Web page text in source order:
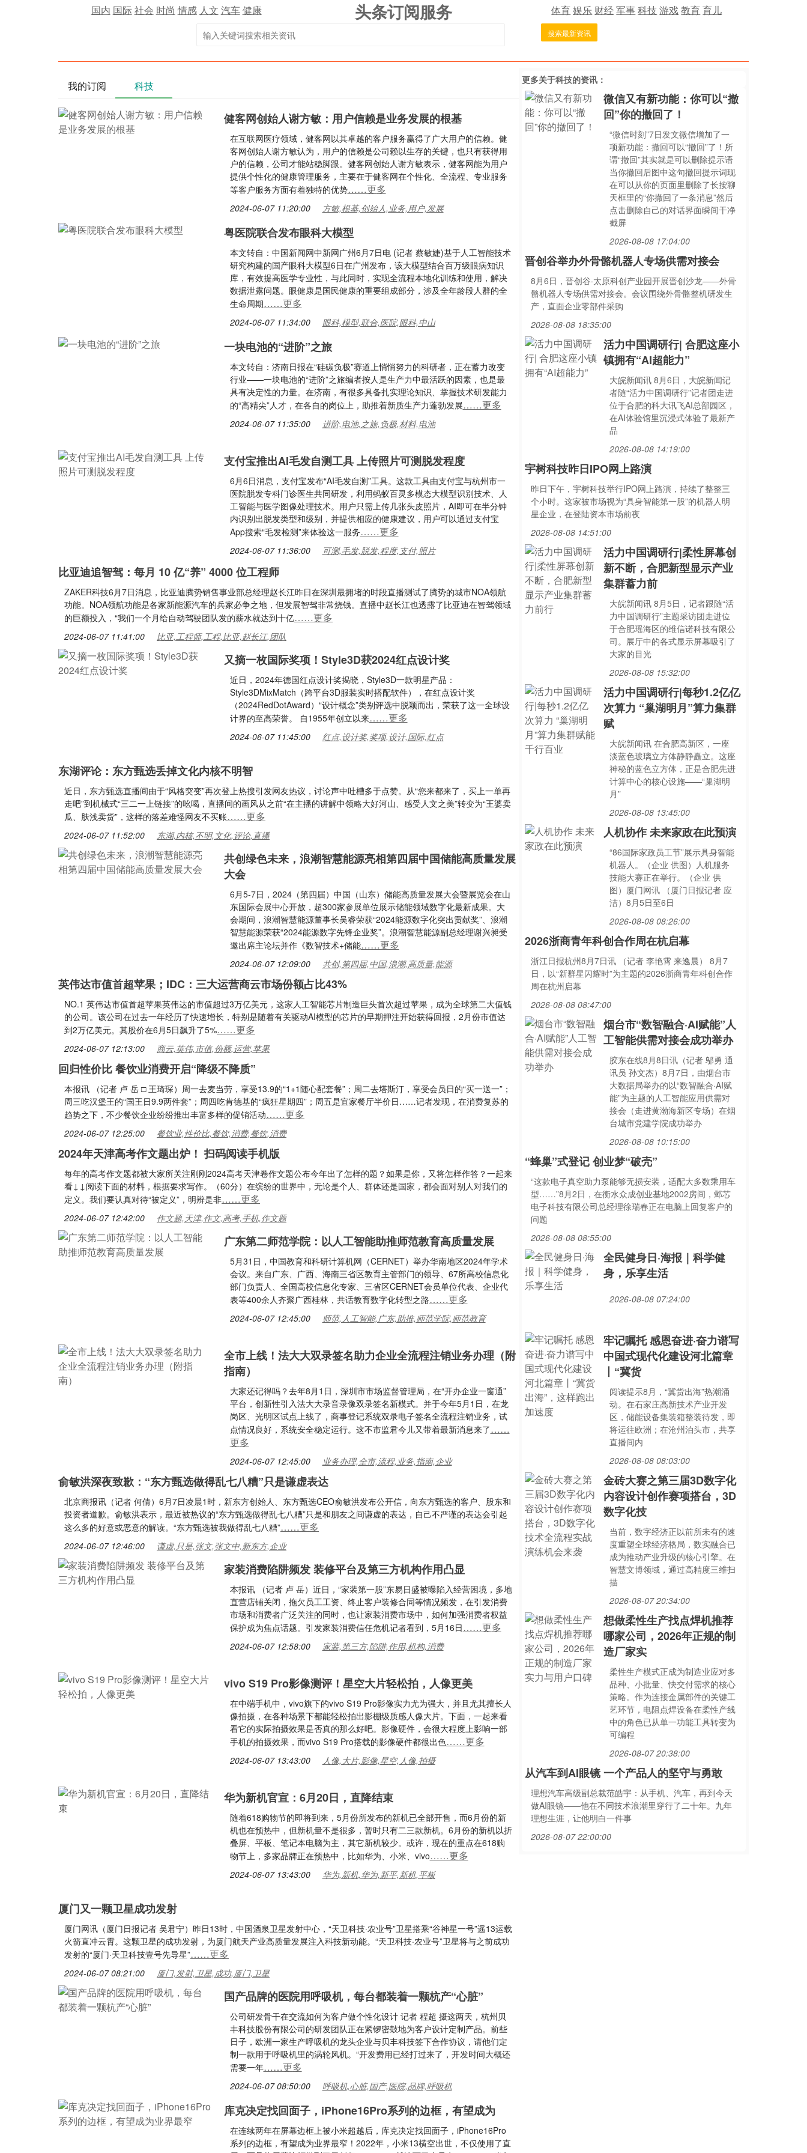
国内 国际社会 时尚 情感 人文 汽车健康 头条订阅服务 体育娱乐 财经军事科技游戏教育育儿
搜索最新资讯
我的订阅 科技
健客网创始人谢方敏：用户信赖是业务发展的根基
在互联网医疗领域，健客网以其卓越的客户服务赢得了广大用户的信赖。健
客网创始人谢方敏认为，用户的信赖是公司赖以生存的关键，也只有获得用
户的信赖，公司才能站稳脚跟。健客网创始人谢方敏表示，健客网能为用户
提供个性化的健康管理服务，主要在于健客网在个性化、全流程、专业服务
等客户服务方面有着独特的优势……更多
2024-06-07 11:20:00 方敏,根基,创始人,业务,用户,发展
粤医院联合发布眼科大模型
本文转自：中国新闻网中新网广州6月7日电 (记者 蔡敏婕)基于人工智能技术
研究构建的国产眼科大模型6日在广州发布，该大模型结合百万级眼病知识
库，有效提高医学专业性，与此同时，实现全流程本地化训练和使用，解决
数据泄露问题。眼健康是国民健康的重要组成部分，涉及全年龄段人群的全
生命周期……更多
2024-06-07 11:34:00 眼科,模型,联合,医院,眼科,中山
一块电池的“进阶”之旅
本文转自：济南日报在“硅碳负极”赛道上悄悄努力的科研者，正在蓄力改变
行业——一块电池的“进阶”之旅编者按人是生产力中最活跃的因素，也是最
具有决定性的力量。在济南，有很多具备扎实理论知识、掌握技术研发能力
的“高精尖”人才，在各自的岗位上，助推着新质生产力蓬勃发展……更多
2024-06-07 11:35:00 进阶,电池,之旅,负极,材料,电池
支付宝推出AI毛发自测工具 上传照片可测脱发程度
6月6日消息，支付宝发布“AI毛发自测”工具。这款工具由支付宝与杭州市一
医院脱发专科门诊医生共同研发，利用蚂蚁百灵多模态大模型识别技术、人
工智能与医学图像处理技术。用户只需上传几张头皮照片，AI即可在半分钟
内识别出脱发类型和级别，并提供相应的健康建议，用户可以通过支付宝
App搜索“毛发检测”来体验这一服务……更多
2024-06-07 11:36:00 可测,毛发,脱发,程度,支付,照片
比亚迪追智驾：每月 10 亿“养” 4000 位工程师
ZAKER科技6月7日消息，比亚迪腾势销售事业部总经理赵长江昨日在深圳最拥堵的时段直播测试了腾势的城市NOA领航
功能。NOA领航功能是各家新能源汽车的兵家必争之地，但发展智驾非常烧钱。直播中赵长江也透露了比亚迪在智驾领域
的巨额投入，“我们一个月给自动驾驶团队发的薪水就达到十亿……更多
2024-06-07 11:41:00 比亚,工程师,工程,比亚,赵长江,团队
又摘一枚国际奖项！Style3D获2024红点设计奖
近日，2024年德国红点设计奖揭晓，Style3D一款明星产品：
Style3DMixMatch（跨平台3D服装实时搭配软件），在红点设计奖
（2024RedDotAward）“设计概念”类别评选中脱颖而出，荣获了这一全球设
计界的至高荣誉。 自1955年创立以来……更多
2024-06-07 11:45:00 红点,设计奖,奖项,设计,国际,红点
东湖评论：东方甄选丢掉文化内核不明智
近日，东方甄选直播间由于“风格突变”再次登上热搜引发网友热议，讨论声中吐槽多于点赞。从“您来都来了，买上一单再
走吧”到机械式“三二一上链接”的吆喝，直播间的画风从之前“在主播的讲解中领略大好河山、感受人文之美”转变为“王婆卖
瓜、肤浅卖货”，这样的落差难怪网友不买账……更多
2024-06-07 11:52:00 东湖,内核,不明,文化,评论,直播
共创绿色未来，浪潮智慧能源亮相第四届中国储能高质量发展
大会
6月5-7日，2024（第四届）中国（山东）储能高质量发展大会暨展览会在山
东国际会展中心开放，超300家参展单位展示储能领域数字化最新成果。大
会期间，浪潮智慧能源董事长吴睿荣获“2024能源数字化突出贡献奖”、浪潮
智慧能源荣获“2024能源数字先锋企业奖”。浪潮智慧能源副总经理谢兴昶受
邀出席主论坛并作《数智技术+储能……更多
2024-06-07 12:09:00 共创,第四届,中国,浪潮,高质量,能源
英伟达市值首超苹果；IDC：三大运营商云市场份额占比43%
NO.1 英伟达市值首超苹果英伟达的市值超过3万亿美元，这家人工智能芯片制造巨头首次超过苹果，成为全球第二大值钱
的公司。该公司在过去一年经历了快速增长，特别是随着有关驱动AI模型的芯片的早期押注开始获得回报，2月份市值达
到2万亿美元。其股价在6月5日飙升了5%……更多
2024-06-07 12:13:00 商云,英伟,市值,份额,运营,苹果
回归性价比 餐饮业消费开启“降级不降质”
本报讯 （记者 卢 岳 □ 王琦琛）周一去麦当劳，享受13.9的“1+1随心配套餐”；周二去塔斯汀，享受会员日的“买一送一”；
周三吃汉堡王的“国王日9.9两件套”；周四吃肯德基的“疯狂星期四”；周五是宜家餐厅半价日……记者发现，在消费复苏的
趋势之下，不少餐饮企业纷纷推出丰富多样的促销活动……更多
2024-06-07 12:25:00 餐饮业,性价比,餐饮,消费,餐饮,消费
2024年天津高考作文题出炉！ 扫码阅读手机版
每年的高考作文题都被大家所关注刚刚2024高考天津卷作文题公布今年出了怎样的题？如果是你，又将怎样作答？一起来
看↓↓阅读下面的材料，根据要求写作。（60分）在缤纷的世界中，无论是个人、群体还是国家，都会面对别人对我们的
定义。我们要认真对待“被定义”，明辨是非……更多
2024-06-07 12:42:00 作文题,天津,作文,高考,手机,作文题
广东第二师范学院：以人工智能助推师范教育高质量发展
5月31日，中国教育和科研计算机网（CERNET）举办华南地区2024年学术
会议。来自广东、广西、海南三省区教育主管部门的领导、67所高校信息化
部门负责人、全国高校信息化专家、三省区CERNET会员单位代表、企业代
表等400余人齐聚广西桂林，共话教育数字化转型之路……更多
2024-06-07 12:45:00 师范,人工智能,广东,助推,师范学院,师范教育
全市上线！法大大双录签名助力企业全流程注销业务办理（附
指南）
大家还记得吗？去年8月1日，深圳市市场监督管理局，在“开办企业一窗通”
平台，创新性引入法大大录音录像双录签名新模式。并于今年5月1日，在龙
岗区、光明区试点上线了，商事登记系统双录电子签名全流程注销业务，试
点情况良好，系统安全稳定运行。这不市监君今儿又带着最新消息来了……
更多
2024-06-07 12:45:00 业务办理,全市,流程,业务,指南,企业
俞敏洪深夜致歉：“东方甄选做得乱七八糟”只是谦虚表达
北京商报讯（记者 何倩）6月7日凌晨1时，新东方创始人、东方甄选CEO俞敏洪发布公开信，向东方甄选的客户、股东和
投资者道歉。俞敏洪表示，最近被热议的“东方甄选做得乱七八糟”只是和朋友之间谦虚的表达，自己不严谨的表达会引起
这么多的好意或恶意的解读。“东方甄选被我做得乱七八糟”……更多
2024-06-07 12:46:00 谦虚,只是,张文,张文中,新东方,企业
家装消费陷阱频发 装修平台及第三方机构作用凸显
本报讯 （记者 卢 岳）近日，“家装第一股”东易日盛被曝陷入经营困境，多地
直营店铺关闭，拖欠员工工资、终止客户装修合同等情况频发，在引发消费
市场和消费者广泛关注的同时，也让家装消费市场中，如何加强消费者权益
保护成为焦点话题。引发家装消费信任危机记者看到，5月16日……更多
2024-06-07 12:58:00 家装,第三方,陷阱,作用,机构,消费
vivo S19 Pro影像测评！星空大片轻松拍，人像更美
在中端手机中，vivo旗下的vivo S19 Pro影像实力尤为强大，并且尤其擅长人
像拍摄，在各种场景下都能轻松拍出影棚级质感人像大片。下面，一起来看
看它的实际拍摄效果是否真的那么好吧。影像硬件，会很大程度上影响一部
手机的拍摄效果，而vivo S19 Pro搭载的影像硬件都很出色……更多
2024-06-07 13:43:00 人像,大片,影像,星空,人像,拍摄
华为新机官宣：6月20日，直降结束
随着618购物节的即将到来，5月份所发布的新机已全部开售，而6月份的新
机也在预热中，但新机量不是很多，暂时只有二三款新机。6月份的新机以折
叠屏、平板、笔记本电脑为主，其它新机较少。或许，现在的重点在618购
物节上，多家品牌正在预热中，比如华为、小米、vivo……更多
2024-06-07 13:43:00 华为,新机,华为,新平,新机,平板
厦门又一颗卫星成功发射
厦门网讯（厦门日报记者 吴君宁）昨日13时，中国酒泉卫星发射中心，“天卫科技·农业号”卫星搭乘“谷神星一号”遥13运载
火箭直冲云霄。这颗卫星的成功发射，为厦门航天产业高质量发展注入科技新动能。“天卫科技·农业号”卫星将与之前成功
发射的“厦门·天卫科技壹号先导星”……更多
2024-06-07 08:21:00 厦门,发射,卫星,成功,厦门,卫星
国产品牌的医院用呼吸机，每台都装着一颗杭产“心脏”
公司研发骨干在交流如何为客户做个性化设计 记者 程超 摄这两天，杭州贝
丰科技股份有限公司的研发团队正在紧锣密鼓地为客户设计定制产品。前些
日子，欧洲一家生产呼吸机的龙头企业与贝丰科技签下合作协议，请他们定
制一款用于呼吸机里的涡轮风机。“开发费用已经打过来了，开发时间大概还
需要一年……更多
2024-06-07 08:50:00 呼吸机,心脏,国产,医院,品牌,呼吸机
库克决定找回面子，iPhone16Pro系列的边框，有望成为
在连续两年在屏幕边框上被小米超越后，库克决定找回面子，iPhone16Pro
系列的边框，有望成为业界最窄！2022年，小米13横空出世，不仅使用了直
更多关于科技的资讯：
微信又有新功能：你可以“撤
回”你的撤回了！
“微信时刻”7日发文微信增加了一
项新功能：撤回可以“撤回”了！所
谓“撤回”其实就是可以删除提示语
当你撤回后图中这句撤回提示词现
在可以从你的页面里删除了长按聊
天框里的“你撤回了一条消息”然后
点击删除自己的对话界面瞬间干净
截屏
2026-08-08 17:04:00
晋创谷举办外骨骼机器人专场供需对接会
8月6日，晋创谷·太原科创产业园开展晋创沙龙——外骨
骼机器人专场供需对接会。会议围绕外骨骼整机研发生
产，直面企业零部件采购
2026-08-08 18:35:00
活力中国调研行| 合肥这座小
镇拥有“AI超能力”
大皖新闻讯 8月6日，大皖新闻记
者随“活力中国调研行”记者团走进
位于合肥的科大讯飞AI总部园区，
在AI体验馆里沉浸式体验了最新产
品
2026-08-08 14:19:00
宇树科技昨日IPO网上路演
昨日下午，宇树科技举行IPO网上路演，持续了整整三
个小时。这家被市场视为“具身智能第一股”的机器人明
星企业，在登陆资本市场前夜
2026-08-08 14:51:00
活力中国调研行|柔性屏幕创
新不断，合肥新型显示产业
集群蓄力前
大皖新闻讯 8月5日，记者跟随“活
力中国调研行”主题采访团走进位
于合肥瑶海区的维信诺科技有限公
司。展厅中的各式显示屏幕吸引了
大家的目光
2026-08-08 15:32:00
活力中国调研行|每秒1.2亿亿
次算力 “巢湖明月”算力集群
赋
大皖新闻讯 在合肥高新区，一座
淡蓝色玻璃立方体静静矗立。这座
神秘的蓝色立方体，正是合肥先进
计算中心的核心设施——“巢湖明
月”
2026-08-08 13:45:00
人机协作 未来家政在此预演
“86国际家政员工节”展示具身智能
机器人。（企业 供图）人机服务
技能大赛正在举行。（企业 供
图）厦门网讯 （厦门日报记者 应
洁）8月5日至6日
2026-08-08 08:26:00
2026浙商青年科创合作周在杭启幕
浙江日报杭州8月7日讯 （记者 李艳霄 来逸晨） 8月7
日，以“新群星闪耀时”为主题的2026浙商青年科创合作
周在杭州启幕
2026-08-08 08:47:00
烟台市“数智融合·AI赋能”人
工智能供需对接会成功举办
胶东在线8月8日讯（记者 邬勇 通
讯员 孙文杰）8月7日，由烟台市
大数据局举办的以“数智融合·AI赋
能”为主题的人工智能应用供需对
接会（走进黄渤海新区专场）在烟
台城市党建学院成功举办
2026-08-08 10:15:00
“蜂巢”式登记 创业梦“破壳”
“这款电子真空助力泵能够无损安装，适配大多数乘用车
型……”8月2日，在衡水众成创业基地2002房间，邺芯
电子科技有限公司总经理徐瑞春正在电脑上回复客户的
问题
2026-08-08 08:55:00
全民健身日·海报｜科学健
身，乐享生活
2026-08-08 07:24:00
牢记嘱托 感恩奋进·奋力谱写
中国式现代化建设河北篇章
丨“冀货
阅读提示8月，“冀货出海”热潮涌
动。在石家庄高新技术产业开发
区，储能设备集装箱整装待发，即
将运往欧洲；在沧州泊头市，共享
直播间内
2026-08-08 08:03:00
金砖大赛之第三届3D数字化
内容设计创作赛项搭台，3D
数字化技
当前，数字经济正以前所未有的速
度重塑全球经济格局，数实融合已
成为推动产业升级的核心引擎。在
智慧文博领域，通过高精度三维扫
描
2026-08-07 20:34:00
想做柔性生产找点焊机推荐
哪家公司，2026年正规的制
造厂家实
柔性生产模式正成为制造业应对多
品种、小批量、快交付需求的核心
策略。作为连接金属部件的关键工
艺环节，电阻点焊设备在柔性产线
中的角色已从单一功能工具转变为
可编程
2026-08-07 20:38:00
从汽车到AI眼镜 一个产品人的坚守与勇敢
理想汽车高级副总裁范皓宇：从手机、汽车，再到今天
做AI眼镜——他在不同技术浪潮里穿行了二十年。九年
理想生涯，让他明白一件事
2026-08-07 22:00:00